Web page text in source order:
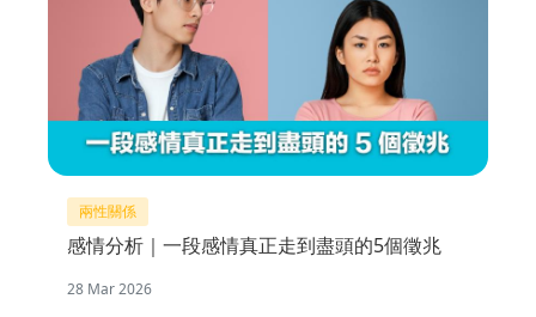
兩性關係
感情分析｜一段感情真正走到盡頭的5個徵兆
28 Mar 2026